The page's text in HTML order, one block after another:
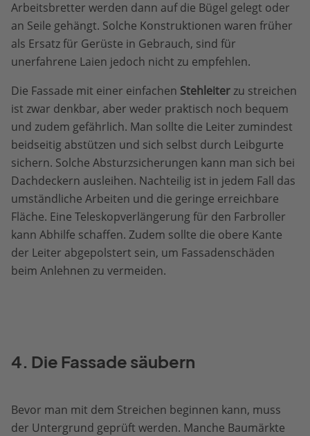
Arbeitsbretter werden dann auf die Bügel gelegt oder
an Seile gehängt. Solche Konstruktionen waren früher
als Ersatz für Gerüste in Gebrauch, sind für
unerfahrene Laien jedoch nicht zu empfehlen.
Die Fassade mit einer einfachen Stehleiterzu streichen
ist zwar denkbar, aber weder praktisch noch bequem
und zudem gefährlich. Man sollte die Leiter zumindest
beidseitig abstützen und sich selbst durch Leibgurte
sichern. Solche Absturzsicherungen kann man sich bei
Dachdeckern ausleihen. Nachteilig ist in jedem Fall das
umständliche Arbeiten und die geringe erreichbare
Fläche. Eine Teleskopverlängerung für den Farbroller
kann Abhilfe schaffen. Zudem sollte die obere Kante
der Leiter abgepolstert sein, um Fassadenschäden
beim Anlehnen zu vermeiden.
4. Die Fassade säubern
Bevor man mit dem Streichen beginnen kann, muss
der Untergrund geprüft werden. Manche Baumärkte